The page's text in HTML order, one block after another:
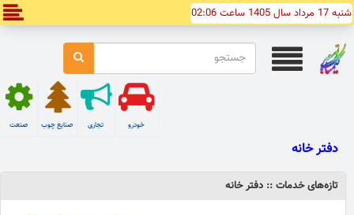
شنبه 17 مرداد سال 1405 ساعت 02:06
صنعت صنایع چوب تجاری خودرو
دفتر خانه
تازه‌های خدمات :: دفتر خانه